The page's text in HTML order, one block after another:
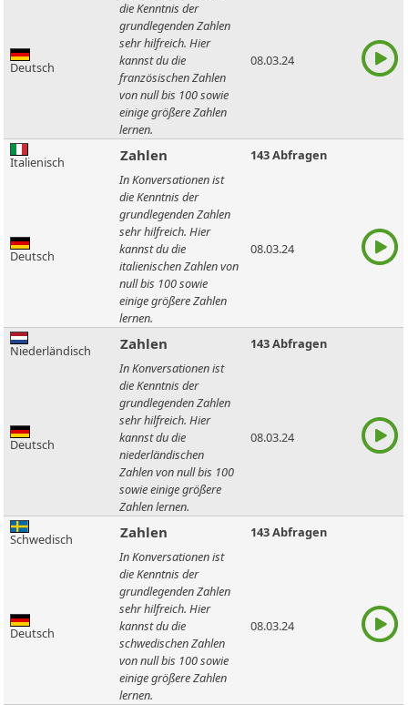
Deutsch
die Kenntnis der
grundlegenden Zahlen
sehr hilfreich. Hier
kannst du die
französischen Zahlen
von null bis 100 sowie
einige größere Zahlen
lernen.
08.03.24
Italienisch Zahlen 143 Abfragen
Deutsch
In Konversationen ist
die Kenntnis der
grundlegenden Zahlen
sehr hilfreich. Hier
kannst du die
italienischen Zahlen von
null bis 100 sowie
einige größere Zahlen
lernen.
08.03.24
Niederländisch Zahlen 143 Abfragen
Deutsch
In Konversationen ist
die Kenntnis der
grundlegenden Zahlen
sehr hilfreich. Hier
kannst du die
niederländischen
Zahlen von null bis 100
sowie einige größere
Zahlen lernen.
08.03.24
Schwedisch Zahlen 143 Abfragen
Deutsch
In Konversationen ist
die Kenntnis der
grundlegenden Zahlen
sehr hilfreich. Hier
kannst du die
schwedischen Zahlen
von null bis 100 sowie
einige größere Zahlen
lernen.
08.03.24